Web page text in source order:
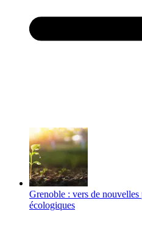
Grenoble : vers de
écologiques